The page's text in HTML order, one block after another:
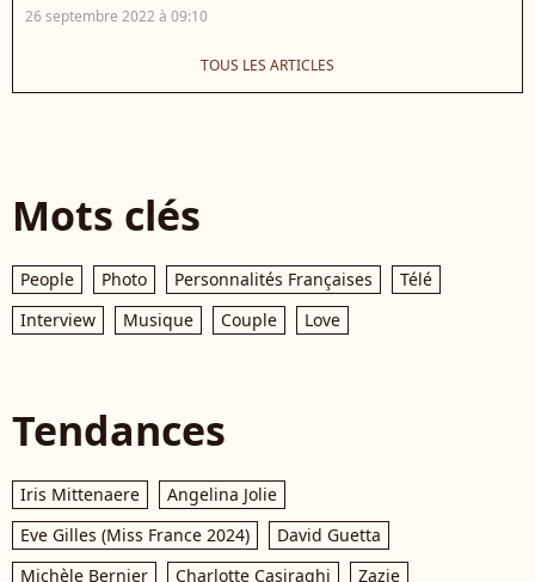
26 septembre 2022 à 09:10
TOUS LES ARTICLES
Mots clés
People Photo Personnalités Françaises
Télé
Interview
Musique Couple Love
Tendances
Iris Mittenaere
Angelina Jolie
Eve Gilles (Miss France 2024)
David Guetta
Michèle Bernier
Charlotte Casiraghi Zazie